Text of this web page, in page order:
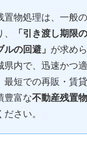
置物処理は、一般
「引き渡し期限
ルの回避」 が求め
県内で、迅速かつ
最短での再販・賃
豊富な不動産残置
さい。